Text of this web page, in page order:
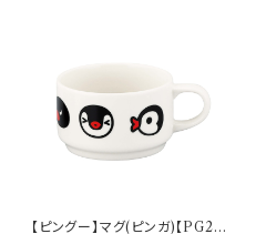
【ピングー】マグ(ピンガ)【PG2